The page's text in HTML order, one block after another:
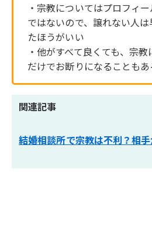
・宗教についてはプロフィ
ではないので、譲れない人
たほうがいい
・他がすべて良くても、宗
だけでお断りになることもあ
関連記事
結婚相談所で宗教は不利？相